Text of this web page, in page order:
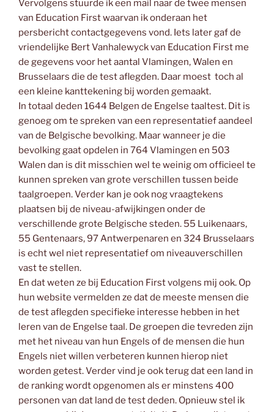
Vervolgens stuurde ik een mail naar de twee mensen
van Education First waarvan ik onderaan het
persbericht contactgegevens vond. Iets later gaf de
vriendelijke Bert Vanhalewyck van Education First me
de gegevens voor het aantal Vlamingen, Walen en
Brusselaars die de test aflegden. Daar moest toch al
een kleine kanttekening bij worden gemaakt.
In totaal deden 1644 Belgen de Engelse taaltest. Dit is
genoeg om te spreken van een representatief aandeel
van de Belgische bevolking. Maar wanneer je die
bevolking gaat opdelen in 764 Vlamingen en 503
Walen dan is dit misschien wel te weinig om officieel te
kunnen spreken van grote verschillen tussen beide
taalgroepen. Verder kan je ook nog vraagtekens
plaatsen bij de niveau-afwijkingen onder de
verschillende grote Belgische steden. 55 Luikenaars,
55 Gentenaars, 97 Antwerpenaren en 324 Brusselaars
is echt wel niet representatief om niveauverschillen
vast te stellen.
En dat weten ze bij Education First volgens mij ook. Op
hun website vermelden ze dat de meeste mensen die
de test aflegden specifieke interesse hebben in het
leren van de Engelse taal. De groepen die tevreden zijn
met het niveau van hun Engels of de mensen die hun
Engels niet willen verbeteren kunnen hierop niet
worden getest. Verder vind je ook terug dat een land in
de ranking wordt opgenomen als er minstens 400
personen van dat land de test deden. Opnieuw stel ik